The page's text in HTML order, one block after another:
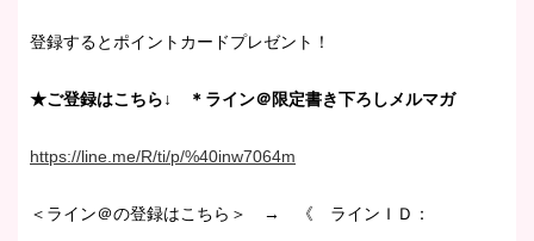
登録するとポイントカードプレゼント！
★ご登録はこちら↓ ＊ライン＠限定書き下ろしメルマガ
https://line.me/R/ti/p/%40inw7064m
＜ライン＠の登録はこちら＞ → 《 ラインＩＤ：